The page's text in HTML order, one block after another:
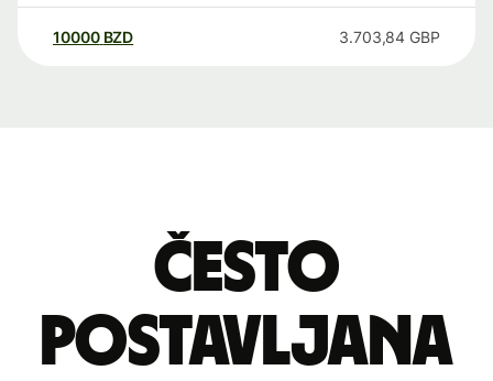
10000 BZD 3.703,84 GBP
Često
postavljana